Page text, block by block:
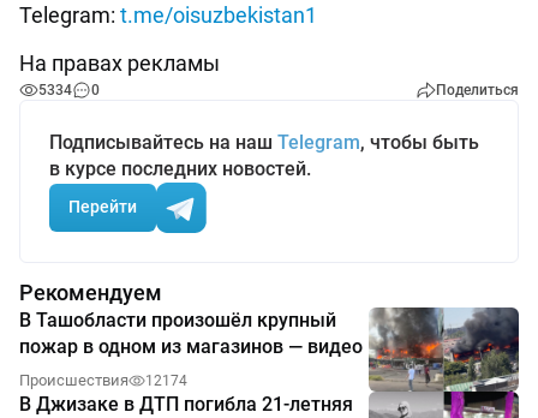
Telegram: t.me/oisuzbekistan1
На правах рекламы
5334 0 Поделиться
Подписывайтесь на наш Telegram, чтобы быть
в курсе последних новостей.
Перейти
Рекомендуем
В Ташобласти произошёл крупный
пожар в одном из магазинов — видео
Происшествия 12174
В Джизаке в ДТП погибла 21-летняя